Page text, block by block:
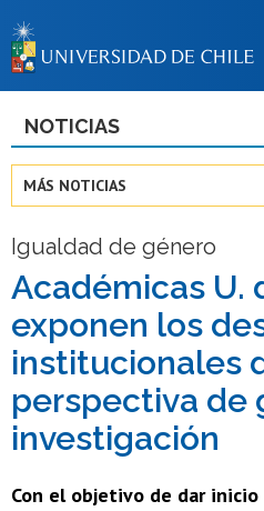
NOTICIAS
MÁS NOTICIAS
Igualdad de género
Académicas U.
exponen los
institucionales
perspectiva de
investigación
Con el objetivo de dar